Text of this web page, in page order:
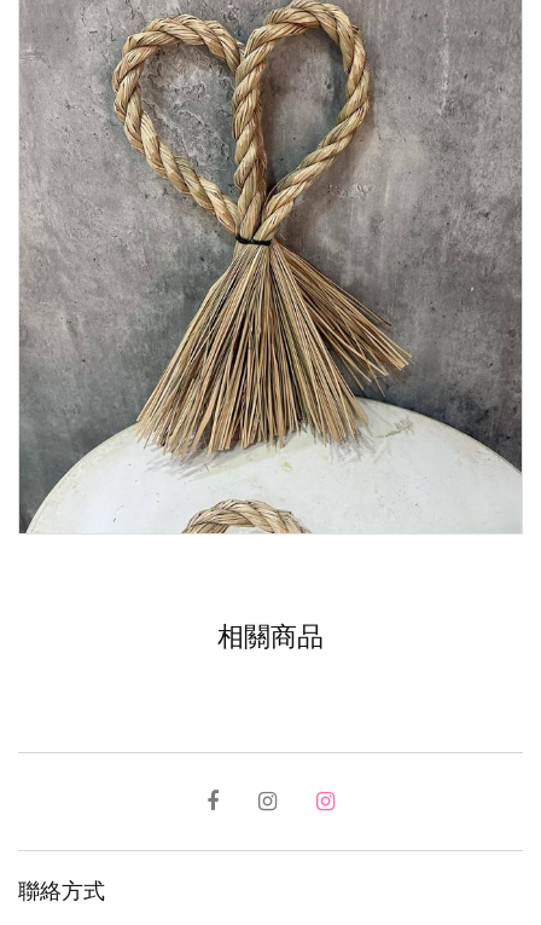
相關商品
聯絡方式